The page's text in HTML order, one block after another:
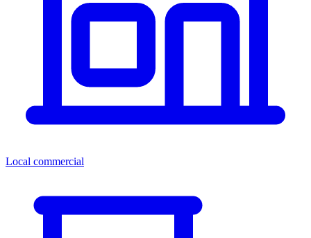
Local commercial